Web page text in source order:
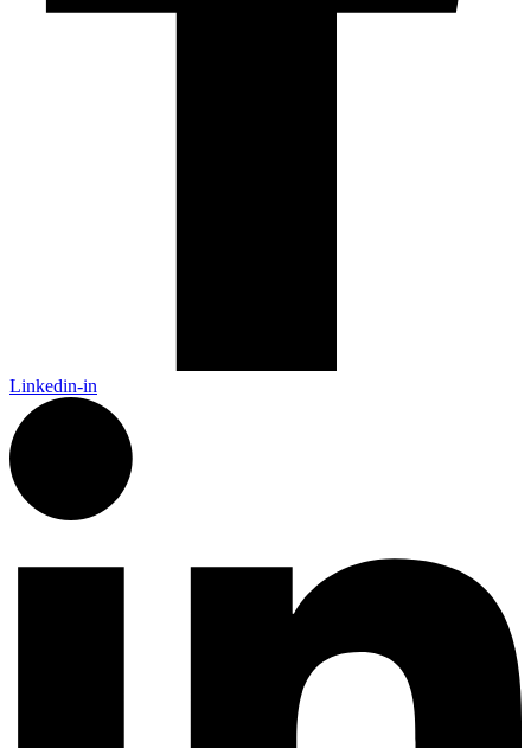
Linkedin-in